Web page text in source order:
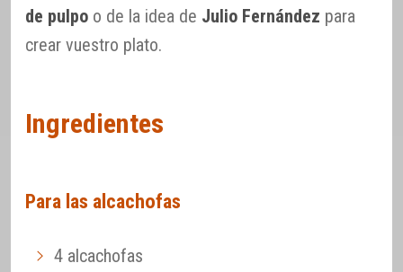
de pulpo o de la idea de Julio Fernández para
crear vuestro plato.
Ingredientes
Para las alcachofas
4 alcachofas